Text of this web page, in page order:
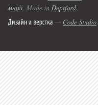
мной. Made in Deptford.
Дизайн и верстка — Code Studio.